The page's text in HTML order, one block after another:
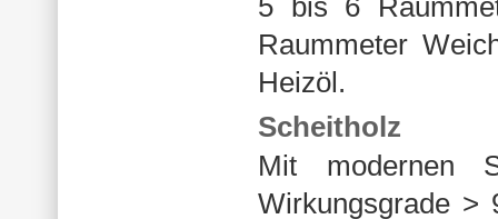
5 bis 6
Raummeter
Heizöl.
Scheitholz
Mit modernen
Wirkungsgrade >